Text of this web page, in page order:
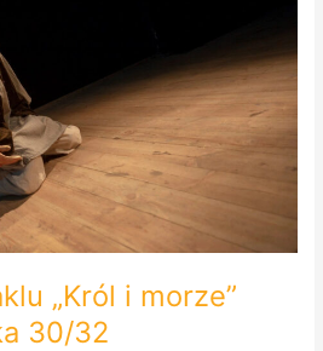
„Król i morze”
30/32